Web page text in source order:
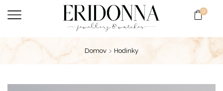
0
Domov Hodinky